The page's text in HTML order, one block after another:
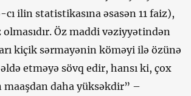
ilin statistikasına əsasən 11 faiz),
olmasıdır. Öz maddi vəziyyətindən
kiçik sərmayənin köməyi ilə özünə
etməyə sövq edir, hansı ki, çox
daha yüksəkdir” –